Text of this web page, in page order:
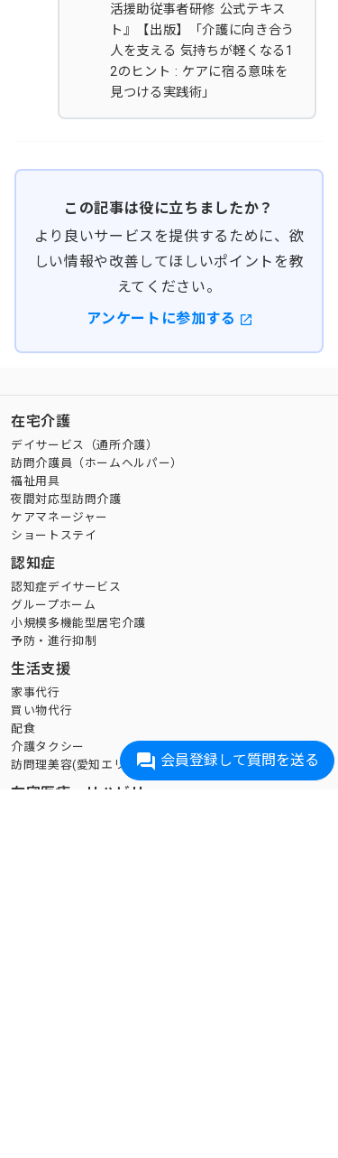
会員登録して質問を送る
活援助従事者研修 公式テキス
ト』【出版】「介護に向き合う
人を支える 気持ちが軽くなる1
2のヒント : ケアに宿る意味を
見つける実践術」
この記事は役に立ちましたか？
より良いサービスを提供するために、欲
しい情報や改善してほしいポイントを教
えてください。
アンケートに参加する
在宅介護
デイサービス（通所介護）
訪問介護員（ホームヘルパー）
福祉用具
夜間対応型訪問介護
ケアマネージャー
ショートステイ
認知症
認知症デイサービス
グループホーム
小規模多機能型居宅介護
予防・進行抑制
生活支援
家事代行
買い物代行
配食
介護タクシー
訪問理美容(愛知エリアのみ)
在宅医療・リハビリ